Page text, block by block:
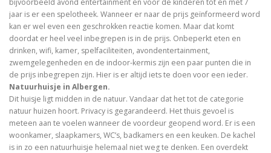
jaar is er een spelotheek. Wanneer er naar de prijs geïnformeerd word
kan er wel even een geschrokken reactie komen. Maar dat komt
doordat er heel veel inbegrepen is in de prijs. Onbeperkt eten en
drinken, wifi, kamer, spelfaciliteiten, avondentertainment,
zwemgelegenheden en de indoor-kermis zijn een paar punten die in
de prijs inbegrepen zijn. Hier is er altijd iets te doen voor een ieder.
Natuurhuisje in Albergen.
Dit huisje ligt midden in de natuur. Vandaar dat het tot de categorie
natuur huizen hoort. Privacy is gegarandeerd. Het thuis gevoel is
meteen aan te voelen wanneer de voordeur geopend word. Er is een
woonkamer, slaapkamers, WC’s, badkamers en een keuken. De kachel
is in zo een natuurhuisje helemaal niet weg te denken. Een overdekt